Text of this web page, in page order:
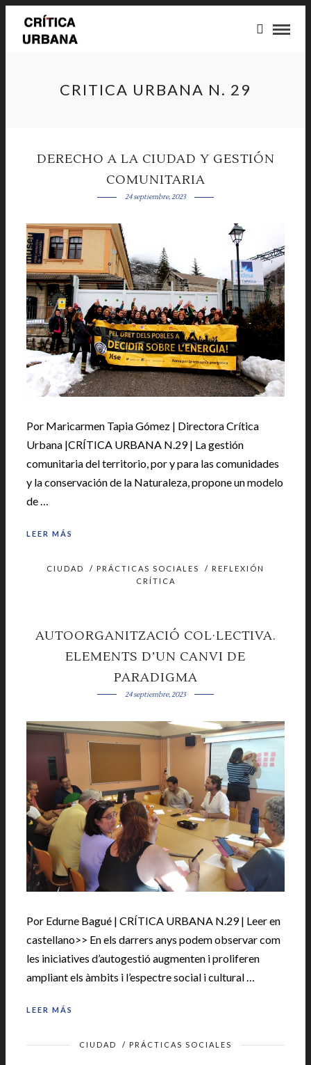
CRITICA URBANA N. 29
DERECHO A LA CIUDAD Y GESTIÓN
COMUNITARIA
24 septiembre, 2023
Por Maricarmen Tapia Gómez | Directora Crítica
Urbana |CRÍTICA URBANA N.29 | La gestión
comunitaria del territorio, por y para las comunidades
y la conservación de la Naturaleza, propone un modelo
de …
LEER MÁS
CIUDAD / PRÁCTICAS SOCIALES / REFLEXIÓN
CRÍTICA
AUTOORGANITZACIÓ COL·LECTIVA.
ELEMENTS D’UN CANVI DE
PARADIGMA
24 septiembre, 2023
Por Edurne Bagué | CRÍTICA URBANA N.29 | Leer en
castellano>> En els darrers anys podem observar com
les iniciatives d’autogestió augmenten i proliferen
ampliant els àmbits i l’espectre social i cultural …
LEER MÁS
CIUDAD / PRÁCTICAS SOCIALES